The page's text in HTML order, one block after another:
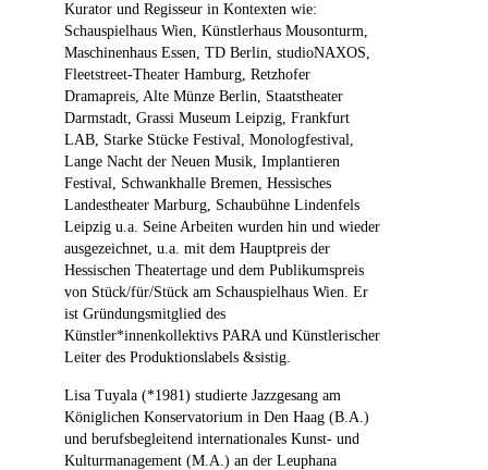
Kurator und Regisseur in Kontexten wie:
Schauspielhaus Wien, Künstlerhaus Mousonturm,
Maschinenhaus Essen, TD Berlin, studioNAXOS,
Fleetstreet-Theater Hamburg, Retzhofer
Dramapreis, Alte Münze Berlin, Staatstheater
Darmstadt, Grassi Museum Leipzig, Frankfurt
LAB, Starke Stücke Festival, Monologfestival,
Lange Nacht der Neuen Musik, Implantieren
Festival, Schwankhalle Bremen, Hessisches
Landestheater Marburg, Schaubühne Lindenfels
Leipzig u.a. Seine Arbeiten wurden hin und wieder
ausgezeichnet, u.a. mit dem Hauptpreis der
Hessischen Theatertage und dem Publikumspreis
von Stück/für/Stück am Schauspielhaus Wien. Er
ist Gründungsmitglied des
Künstler*innenkollektivs PARA und Künstlerischer
Leiter des Produktionslabels &sistig.
Lisa Tuyala (*1981) studierte Jazzgesang am
Königlichen Konservatorium in Den Haag (B.A.)
und berufsbegleitend internationales Kunst- und
Kulturmanagement (M.A.) an der Leuphana